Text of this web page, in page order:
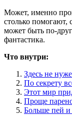
Может, именно
столько
может быть по-
фантастика.
Что внутри:
Здесь не
По секрету
Этот мир
Проще
Больше пей